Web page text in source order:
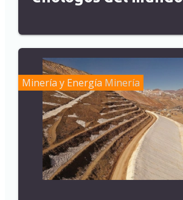
Minería y Energía Minería